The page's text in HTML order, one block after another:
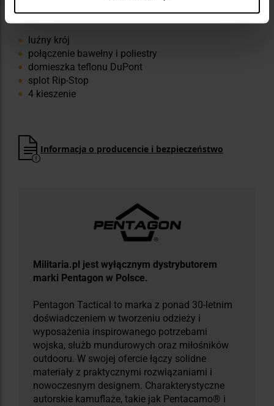
NAJWAŻNIEJSZE CECHY
luźny krój
połączenie bawełny i poliestry
domieszka teflonu DuPont
splot Rip-Stop
4 kieszenie
Informacja o producencie i bezpieczeństwo
Militaria.pl jest wyłącznym dystrybutorem
marki Pentagon w Polsce.
Pentagon Tactical to marka z ponad 30-letnim
doświadczeniem w tworzeniu odzieży i
wyposażenia inspirowanego potrzebami
wojska, służb mundurowych oraz miłośników
outdooru. W swojej ofercie łączy solidne
materiały z praktycznymi rozwiązaniami i
nowoczesnym designem. Charakterystyczne
autorskie kamuflaże, takie jak Pentacamo® i